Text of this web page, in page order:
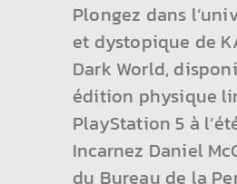
Plongez dans
et dystopique de
Dark World,
édition physique
PlayStation 5 à
Incarnez Daniel
du Bureau de la